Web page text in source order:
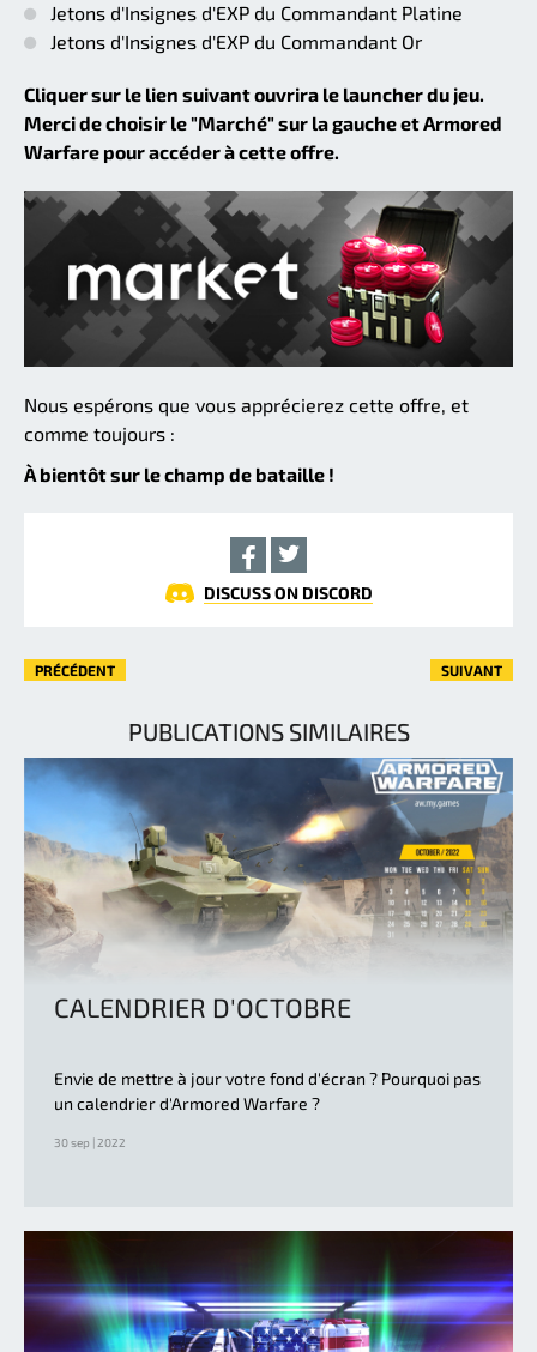
Jetons d'Insignes d'EXP du Commandant Platine
Jetons d'Insignes d'EXP du Commandant Or
Cliquer sur le lien suivant ouvrira le launcher du jeu.
Merci de choisir le "Marché" sur la gauche et Armored
Warfare pour accéder à cette offre.
Nous espérons que vous apprécierez cette offre, et
comme toujours :
À bientôt sur le champ de bataille !
DISCUSS ON DISCORD
PRÉCÉDENT SUIVANT
PUBLICATIONS SIMILAIRES
CALENDRIER D'OCTOBRE
Envie de mettre à jour votre fond d'écran ? Pourquoi pas
un calendrier d'Armored Warfare ?
30 sep | 2022